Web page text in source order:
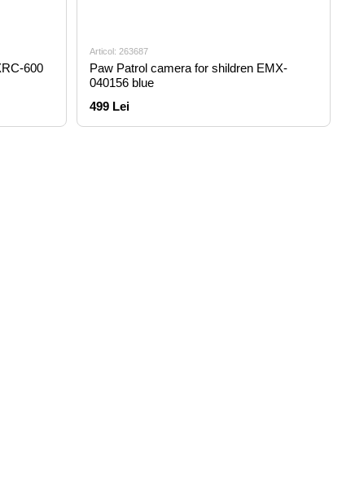
600
Articol: 263687
Paw Patrol camera for shildren EMX-
040156 blue
499 Lei